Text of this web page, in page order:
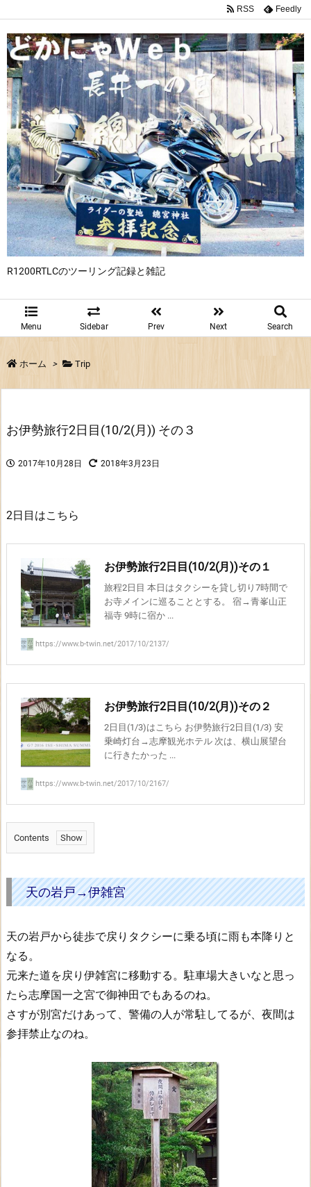
R1200RTLCのツーリング記録と雑記
Menu Sidebar Prev Next Search
RSS Feedly
ホーム > Trip
お伊勢旅行2日目(10/2(月)) その３
2017年10月28日 2018年3月23日
2日目はこちら
お伊勢旅行2日目(10/2(月))その１
旅程2日目 本日はタクシーを貸し切り7時間で
お寺メインに巡ることとする。 宿→青峯山正
福寺 9時に宿か ...
https://www.b-twin.net/2017/10/2137/
お伊勢旅行2日目(10/2(月))その２
2日目(1/3)はこちら お伊勢旅行2日目(1/3) 安
乗崎灯台→志摩観光ホテル 次は、横山展望台
に行きたかった ...
https://www.b-twin.net/2017/10/2167/
Contents
1.
の
岩
→
伊
雑
宮
2.
伊
天の岩戸→伊雑宮
天の岩戸から徒歩で戻りタクシーに乗る頃に雨も本降りと
なる。
元来た道を戻り伊雑宮に移動する。駐車場大きいなと思っ
たら志摩国一之宮で御神田でもあるのね。
さすが別宮だけあって、警備の人が常駐してるが、夜間は
参拝禁止なのね。